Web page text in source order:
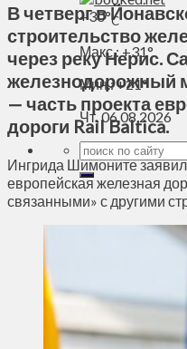
+30°C
Макс.:+31°
Мин.:+21°
Чт, 06.08.2026
В четверг в
строительство
через реку Нерис.
железнодорожный
— часть проекта
дороги Rail Baltica.
Ингрида Шимоните
европейская железная
связанными» с другими